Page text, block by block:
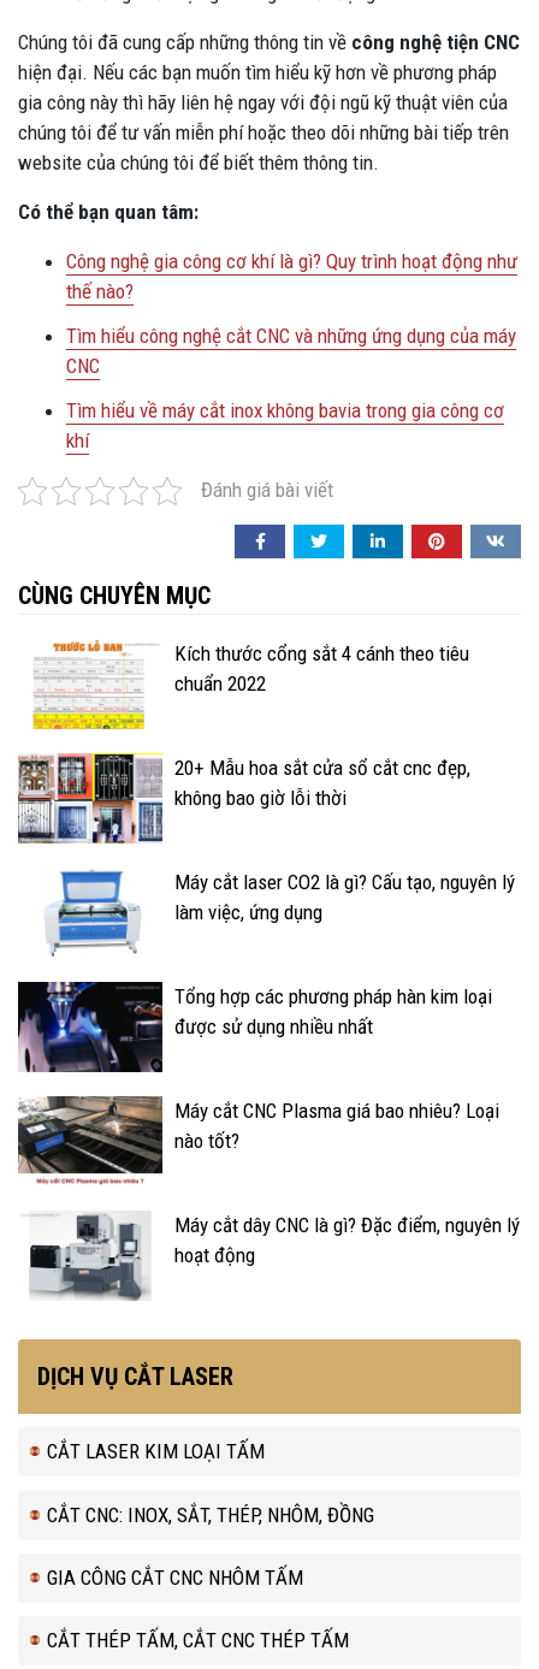
Chúng tôi đã cung cấp những thông tin về công nghệ tiện CNC
hiện đại. Nếu các bạn muốn tìm hiểu kỹ hơn về phương pháp
gia công này thì hãy liên hệ ngay với đội ngũ kỹ thuật viên của
chúng tôi để tư vấn miễn phí hoặc theo dõi những bài tiếp trên
website của chúng tôi để biết thêm thông tin.
Có thể bạn quan tâm:
Công nghệ gia công cơ khí là gì? Quy trình hoạt động như
thế nào?
Tìm hiểu công nghệ cắt CNC và những ứng dụng của máy
CNC
Tìm hiểu về máy cắt inox không bavia trong gia công cơ
khí
Đánh giá bài viết
CÙNG CHUYÊN MỤC
Kích thước cổng sắt 4 cánh theo tiêu
chuẩn 2022
20+ Mẫu hoa sắt cửa sổ cắt cnc đẹp,
không bao giờ lỗi thời
Máy cắt laser CO2 là gì? Cấu tạo, nguyên lý
làm việc, ứng dụng
Tổng hợp các phương pháp hàn kim loại
được sử dụng nhiều nhất
Máy cắt CNC Plasma giá bao nhiêu? Loại
nào tốt?
Máy cắt dây CNC là gì? Đặc điểm, nguyên lý
hoạt động
DỊCH VỤ CẮT LASER
CẮT LASER KIM LOẠI TẤM
CẮT CNC: INOX, SẮT, THÉP, NHÔM, ĐỒNG
GIA CÔNG CẮT CNC NHÔM TẤM
CẮT THÉP TẤM, CẮT CNC THÉP TẤM